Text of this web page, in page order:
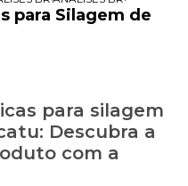
para Silagem de
para silagem
Descubra a
com a